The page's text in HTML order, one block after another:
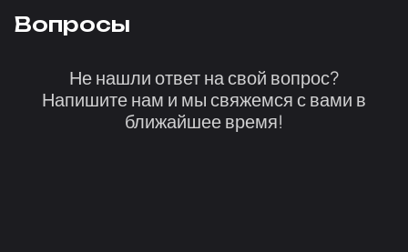
Вопросы
Не нашли ответ на свой вопрос?
Напишите нам и мы свяжемся с вами в
ближайшее время!